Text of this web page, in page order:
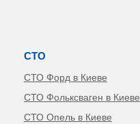
СТО
СТО Форд в Киеве
СТО Фольксваген в Киеве
СТО Опель в Киеве